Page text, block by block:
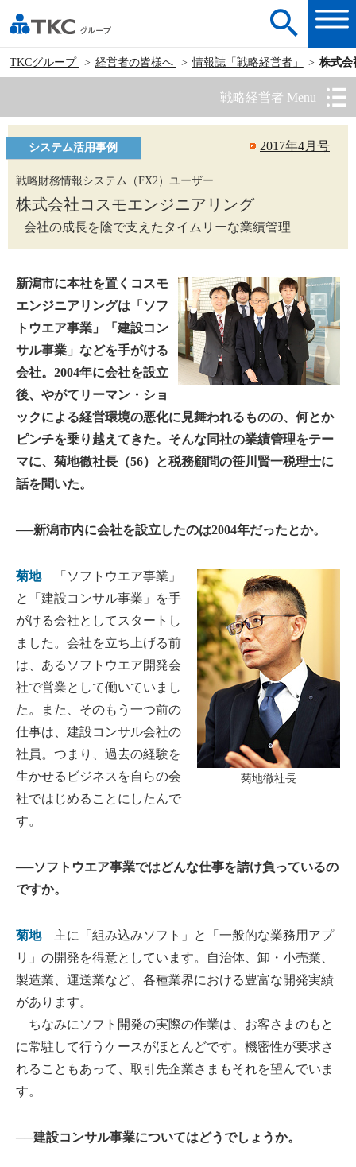
TKCグループ 経営者の皆様へ 情報誌「戦略経営者」 株式会
戦略経営者 Menu
2017年4月号
システム活用事例
戦略財務情報システム（FX2）ユーザー
株式会社コスモエンジニアリング
会社の成長を陰で支えたタイムリーな業績管理
新潟市に本社を置くコスモ
エンジニアリングは「ソフ
トウエア事業」「建設コン
サル事業」などを手がける
会社。2004年に会社を設立
後、やがてリーマン・ショ
ックによる経営環境の悪化に見舞われるものの、何とか
ピンチを乗り越えてきた。そんな同社の業績管理をテー
マに、菊地徹社長（56）と税務顧問の笹川賢一税理士に
話を聞いた。
──新潟市内に会社を設立したのは2004年だったとか。
菊地徹社長
菊地「ソフトウエア事業」
と「建設コンサル事業」を手
がける会社としてスタートし
ました。会社を立ち上げる前
は、あるソフトウエア開発会
社で営業として働いていまし
た。また、そのもう一つ前の
仕事は、建設コンサル会社の
社員。つまり、過去の経験を
生かせるビジネスを自らの会
社ではじめることにしたんで
す。
──ソフトウエア事業ではどんな仕事を請け負っているの
ですか。
菊地主に「組み込みソフト」と「一般的な業務用アプ
リ」の開発を得意としています。自治体、卸・小売業、
製造業、運送業など、各種業界における豊富な開発実績
があります。
ちなみにソフト開発の実際の作業は、お客さまのもと
に常駐して行うケースがほとんどです。機密性が要求さ
れることもあって、取引先企業さまもそれを望んでいま
す。
──建設コンサル事業についてはどうでしょうか。